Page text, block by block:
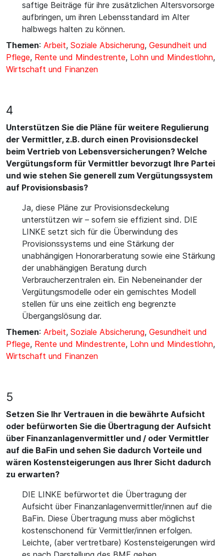
saftige Beiträge für ihre zusätzlichen Altersvorsorge
aufbringen, um ihren Lebensstandard im Alter
halbwegs halten zu können.
Themen: Arbeit, Soziale Absicherung, Gesundheit und
Pflege, Rente und Mindestrente, Lohn und Mindestlohn,
Wirtschaft und Finanzen
4
Unterstützen Sie die Pläne für weitere Regulierung
der Vermittler, z.B. durch einen Provisionsdeckel
beim Vertrieb von Lebensversicherungen? Welche
Vergütungsform für Vermittler bevorzugt Ihre Partei
und wie stehen Sie generell zum Vergütungssystem
auf Provisionsbasis?
Ja, diese Pläne zur Provisionsdeckelung
unterstützen wir – sofern sie effizient sind. DIE
LINKE setzt sich für die Überwindung des
Provisionssystems und eine Stärkung der
unabhängigen Honorarberatung sowie eine Stärkung
der unabhängigen Beratung durch
Verbraucherzentralen ein. Ein Nebeneinander der
Vergütungsmodelle oder ein gemischtes Modell
stellen für uns eine zeitlich eng begrenzte
Übergangslösung dar.
Themen: Arbeit, Soziale Absicherung, Gesundheit und
Pflege, Rente und Mindestrente, Lohn und Mindestlohn,
Wirtschaft und Finanzen
5
Setzen Sie Ihr Vertrauen in die bewährte Aufsicht
oder befürworten Sie die Übertragung der Aufsicht
über Finanzanlagenvermittler und / oder Vermittler
auf die BaFin und sehen Sie dadurch Vorteile und
wären Kostensteigerungen aus Ihrer Sicht dadurch
zu erwarten?
DIE LINKE befürwortet die Übertragung der
Aufsicht über Finanzanlagenvermittler/innen auf die
BaFin. Diese Übertragung muss aber möglichst
kostenschonend für Vermittler/innen erfolgen.
Leichte, (aber vertretbare) Kostensteigerungen wird